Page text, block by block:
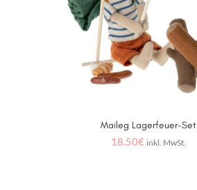
IN DEN WARENKORB
Maileg Lagerfeuer-Set
18.50€ inkl. MwSt.